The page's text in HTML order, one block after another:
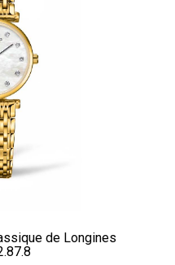
de Longines